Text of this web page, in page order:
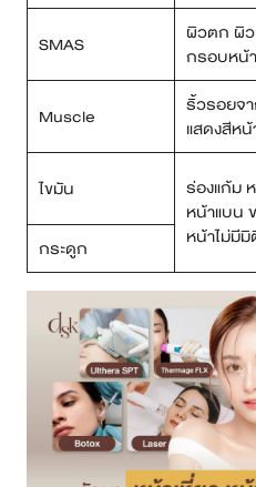
SMAS
ผิวตก ผิ
กรอบหน้
Muscle
ริ้วรอยจ
แสดงสีหน้
ไขมัน
ร่องแก้ม
หน้าแบน
หน้าไม่มีมิ
กระดูก